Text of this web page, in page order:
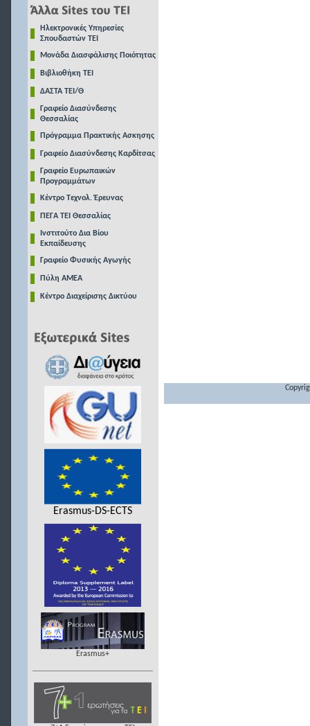
Ηλεκτρονικές Υπηρεσίες
Σπουδαστών ΤΕΙ
Μονάδα Διασφάλισης Ποιότητας
Βιβλιοθήκη ΤΕΙ
ΔΑΣΤΑ ΤΕΙ/Θ
Γραφείο Διασύνδεσης
Θεσσαλίας
Πρόγραμμα Πρακτικής Ασκησης
Γραφείο Διασύνδεσης Καρδίτσας
Γραφείο Ευρωπαικών
Προγραμμάτων
Κέντρο Τεχνολ. Έρευνας
ΠΕΓΑ ΤΕΙ Θεσσαλίας
Ινστιτούτο Δια Βίου
Εκπαίδευσης
Γραφείο Φυσικής Αγωγής
Πύλη ΑΜΕΑ
Κέντρο Διαχείρισης Δικτύου
Erasmus-DS-ECTS
Erasmus+